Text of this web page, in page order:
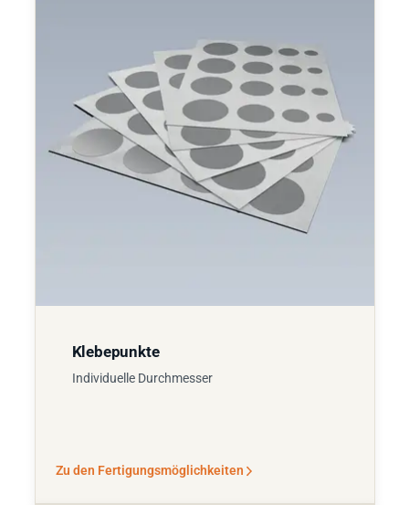
Klebepunkte
Individuelle Durchmesser
Zu den Fertigungsmöglichkeiten